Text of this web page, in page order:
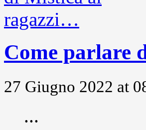
Come parlare
27 Giugno 2022 at
...